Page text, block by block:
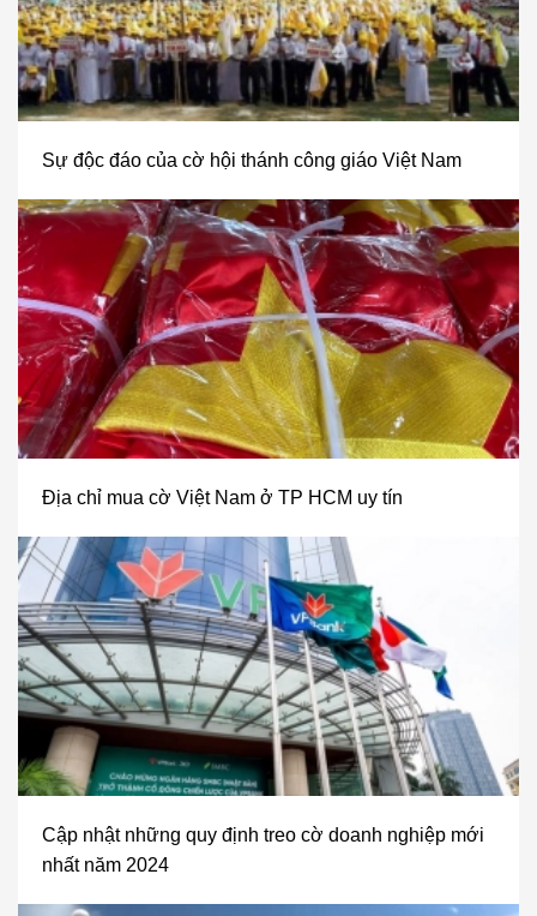
Sự độc đáo của cờ hội thánh công giáo Việt Nam
Địa chỉ mua cờ Việt Nam ở TP HCM uy tín
Cập nhật những quy định treo cờ doanh nghiệp mới
nhất năm 2024